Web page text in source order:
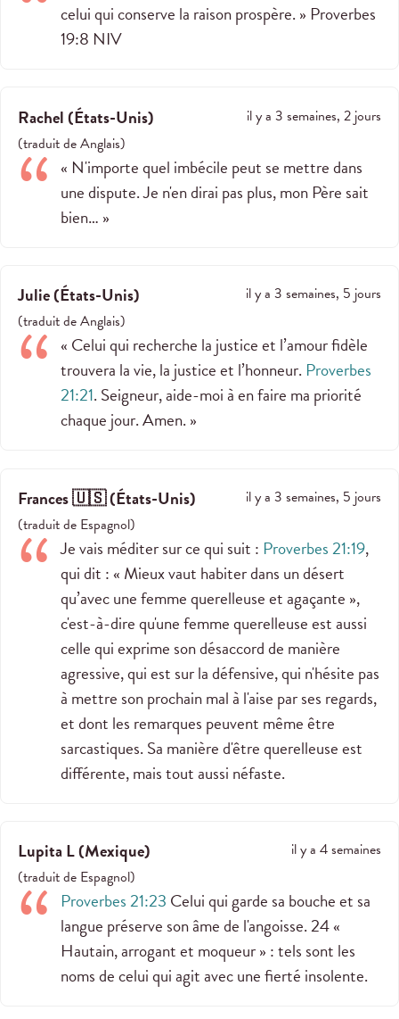
celui qui conserve la raison prospère. » ‭‭Proverbes‬
‭19‬:‭8‬ ‭NIV‬‬
Rachel(États-Unis)
il y a 3 semaines, 2 jours
(traduit deAnglais)
« N'importe quel imbécile peut se mettre dans
une dispute. Je n'en dirai pas plus, mon Père sait
bien… »
Julie(États-Unis)
il y a 3 semaines, 5 jours
(traduit deAnglais)
« Celui qui recherche la justice et l’amour fidèle
trouvera la vie, la justice et l’honneur. Proverbes
21:21. Seigneur, aide-moi à en faire ma priorité
chaque jour. Amen. »
Frances 🇺🇸(États-Unis)
il y a 3 semaines, 5 jours
(traduit de Espagnol)
Je vais méditer sur ce qui suit : Proverbes 21:19,
qui dit : « Mieux vaut habiter dans un désert
qu’avec une femme querelleuse et agaçante »,
c'est-à-dire qu'une femme querelleuse est aussi
celle qui exprime son désaccord de manière
agressive, qui est sur la défensive, qui n'hésite pas
à mettre son prochain mal à l'aise par ses regards,
et dont les remarques peuvent même être
sarcastiques. Sa manière d'être querelleuse est
différente, mais tout aussi néfaste.
Lupita L(Mexique)
il y a 4 semaines
(traduit de Espagnol)
Proverbes 21:23 Celui qui garde sa bouche et sa
langue préserve son âme de l'angoisse. 24 «
Hautain, arrogant et moqueur » : tels sont les
noms de celui qui agit avec une fierté insolente.